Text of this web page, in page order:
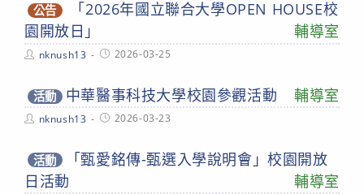
公告
「2026年國立聯合大學OPEN HOUSE校
園開放日」
輔導室
Postnknush13
Post2026-03-25
活動 中華醫事科技大學校園參觀活動 輔導室
Postnknush13
Post2026-03-23
活動
「甄愛銘傳-甄選入學說明會」校園開放
日活動
輔導室